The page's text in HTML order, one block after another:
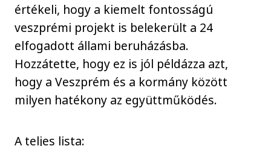
értékeli, hogy a kiemelt fontosságú
veszprémi projekt is belekerült a 24
elfogadott állami beruházásba.
Hozzátette, hogy ez is jól példázza azt,
hogy a Veszprém és a kormány között
milyen hatékony az együttműködés.
A teljes lista: